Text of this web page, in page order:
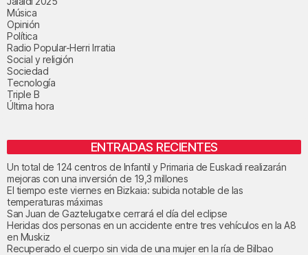
Música
Opinión
Política
Radio Popular-Herri Irratia
Social y religión
Sociedad
Tecnología
Triple B
Última hora
ENTRADAS RECIENTES
Un total de 124 centros de Infantil y Primaria de Euskadi realizarán
mejoras con una inversión de 19,3 millones
El tiempo este viernes en Bizkaia: subida notable de las
temperaturas máximas
San Juan de Gaztelugatxe cerrará el día del eclipse
Heridas dos personas en un accidente entre tres vehículos en la A8
en Muskiz
Recuperado el cuerpo sin vida de una mujer en la ría de Bilbao